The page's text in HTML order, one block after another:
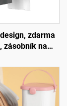
zdarma
zásobník na
do koupelny,
multifunkční
na toaletní
papír